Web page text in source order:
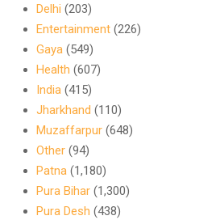
Delhi (203)
Entertainment (226)
Gaya (549)
Health (607)
India (415)
Jharkhand (110)
Muzaffarpur (648)
Other (94)
Patna (1,180)
Pura Bihar (1,300)
Pura Desh (438)